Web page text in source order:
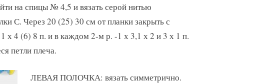
на спицы № 4,5 и вязать серой нитью
С. Через 20 (25) 30 см от планки закрыть с
х 4 (6) 8 п. и в каждом 2-м р. -1 х 3,1 х 2 и 3 х 1 п.
петли плеча.
ЛЕВАЯ ПОЛОЧКА: вязать симметрично.